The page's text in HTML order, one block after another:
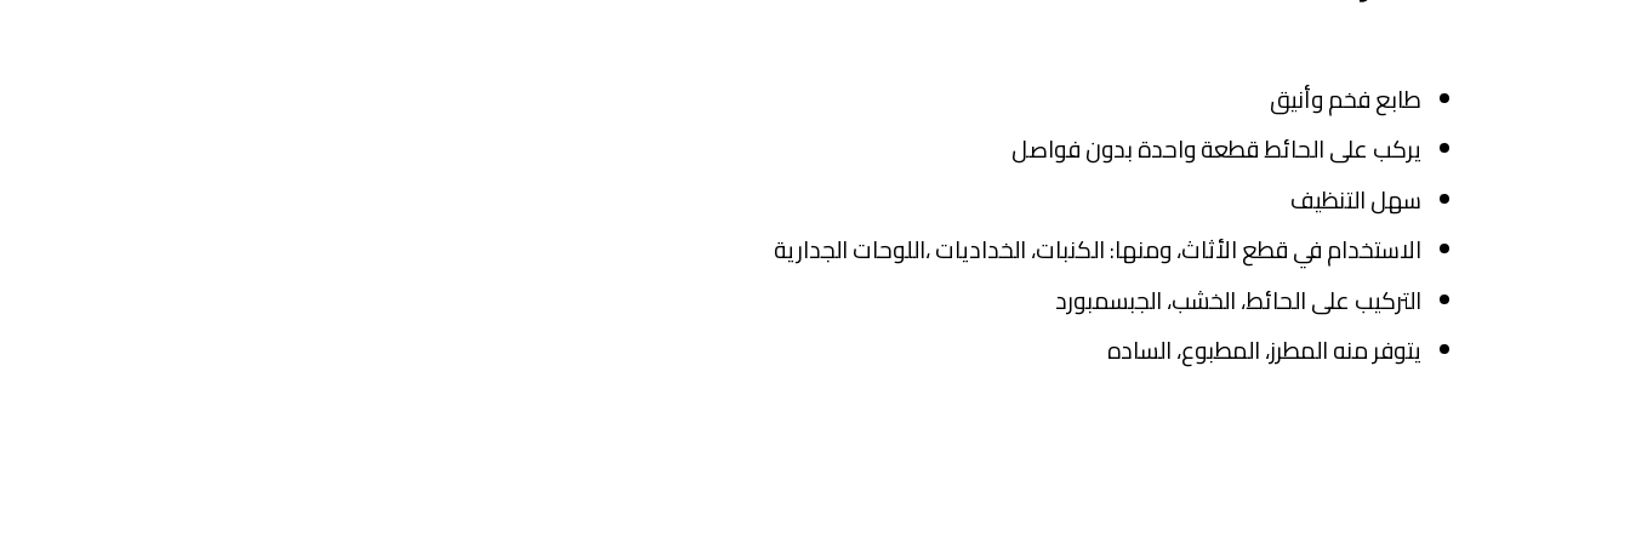
طابع فخم وأنيق
يركب على الحائط قطعة واحدة بدون فواصل
سهل التنظيف
الاستخدام في قطع الأثاث، ومنها: الكنبات، الخداديات ،اللوحات الجدارية
التركيب على الحائط، الخشب، الجبسمبورد
يتوفر منه المطرز، المطبوع، الساده